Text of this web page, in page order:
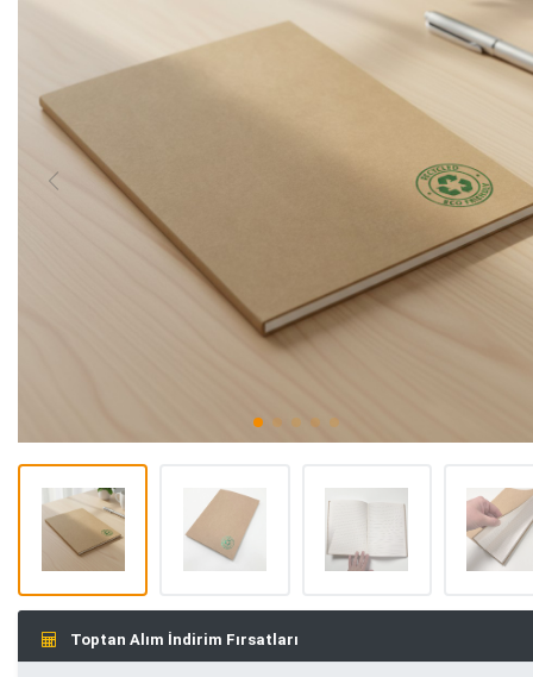
Toptan Alım İndirim Fırsatları